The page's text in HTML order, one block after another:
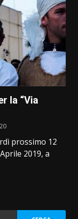
la “Via
prossimo 12
2019, a